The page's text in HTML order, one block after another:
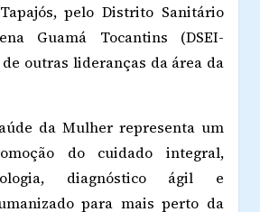
pelo Distrito Sanitário
Guamá Tocantins (DSEI-
de outras lideranças da área da
da Mulher representa um
do cuidado integral,
diagnóstico ágil e
para mais perto da